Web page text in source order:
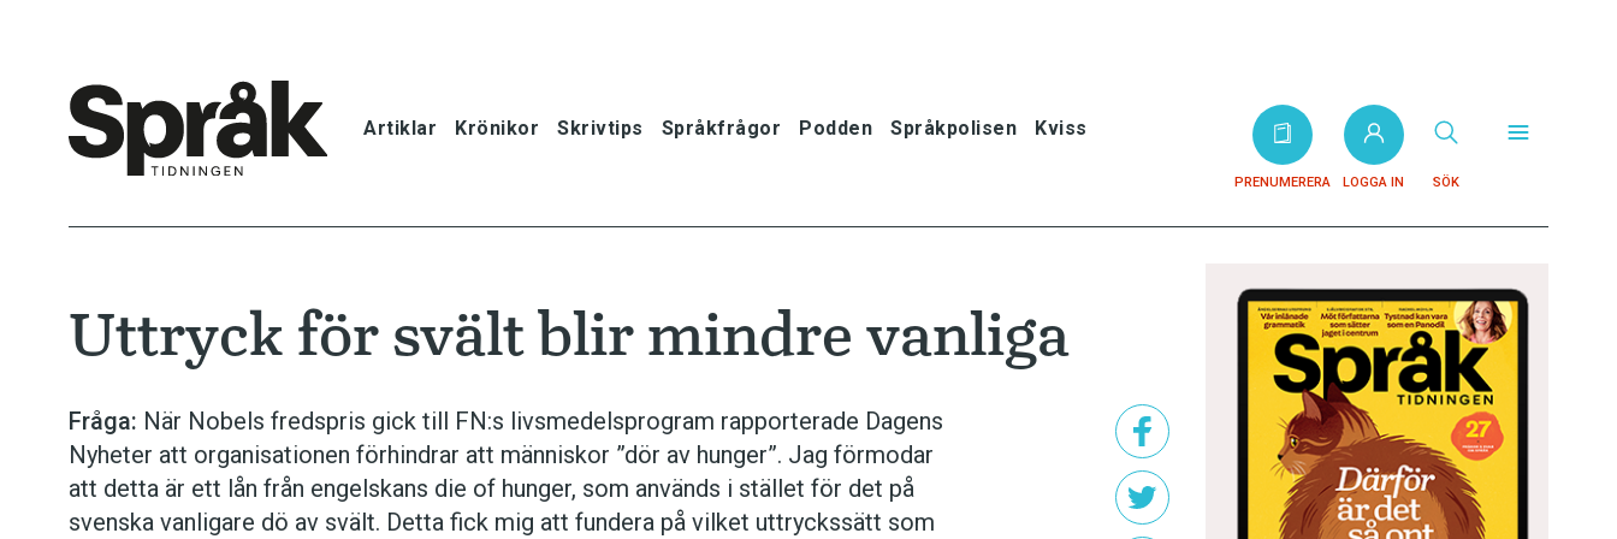
Artiklar Krönikor Skrivtips Språkfrågor Podden Språkpolisen Kviss
PRENUMERERA LOGGA IN SÖK
Krönikor
Skrivtips
Bokrecensioner
Uttryck för svält blir mindre vanliga
Fråga: När Nobels fredspris gick till FN:s livsmedelsprogram rapporterade Dagens
Nyheter att organisationen förhindrar att människor ”dör av hunger”. Jag förmodar
att detta är ett lån från engelskans die of hunger, som används i stället för det på
svenska vanligare dö av svält. Detta fick mig att fundera på vilket uttryckssätt som